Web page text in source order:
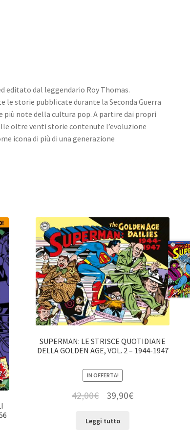
editato dal leggendario Roy Thomas.
storie pubblicate durante la Seconda Guerra
più note della cultura pop. A partire dai propri
oltre venti storie contenute l’evoluzione
icona di più di una generazione
SUPERMAN: LE STRISCE QUOTIDIANE
DELLA GOLDEN AGE, VOL. 2 – 1944-1947
IN OFFERTA!
42,00€ 39,90€
Leggi tutto